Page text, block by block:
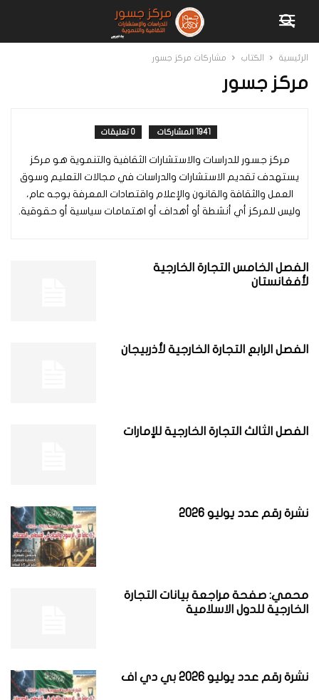
الرئيسية الكتاب مشاركات مركز جسور
مركز جسور
1941 المشاركات 0 تعليقات
مركز جسور للدراسات والاستشارات الثقافية والتنموية هو مركز
يستهدف تقديم الاستشارات والدراسات في مجالات التعليم وسوق
العمل والثقافة والقانون والإعلام واقتصادات المعرفة بوجه عام،
وليس للمركز أي أنشطة أو أهداف أو اهتمامات سياسية أو حقوقية.
الفصل الخامس التجارة الخارجية
لأفغانستان
الفصل الرابع التجارة الخارجية لأذربيجان
الفصل الثالث التجارة الخارجية للإمارات
نشرة رقم عدد يوليو 2026
محمي: صفحة مراجعة بيانات التجارة
الخارجية للدول الاسلامية
نشرة رقم عدد يوليو 2026 بي دي اف